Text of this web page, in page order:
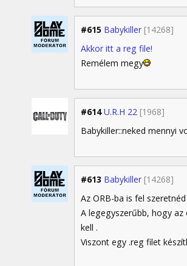
#615 Babykiller [14268]
Akkor itt a reg file!
Remélem megy
#614 U.R.H 22 [1968]
Babykiller::neked mennyi
#613 Babykiller [14268]
Az ORB-ba is fel
A legegyszerűbb, hogy
kell .
Viszont egy .reg filet